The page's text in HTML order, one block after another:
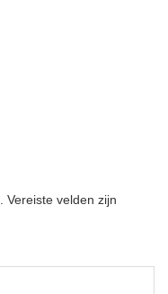
Vereiste velden zijn